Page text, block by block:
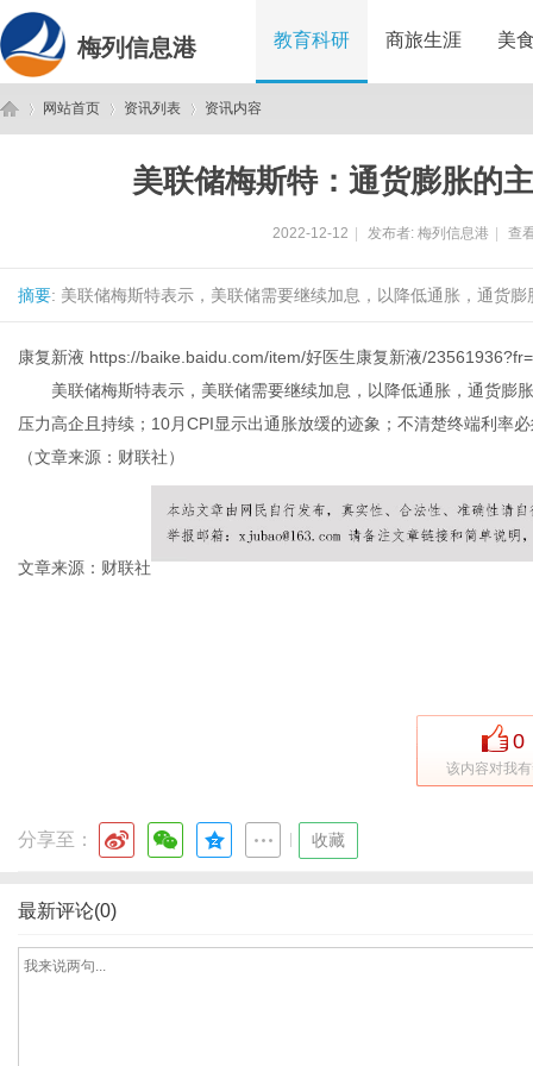
梅列信息港 教育科研 商旅生涯 美
网站首页 资讯列表 资讯内容
美联储梅斯特：通货膨胀的
2022-12-12 发布者: 梅列信息港 查
摘要: 美联储梅斯特表示，美联储需要继续加息，以降低通胀，通货
康复新液 https://baike.baidu.com/item/好医生康复新液/
美联储梅斯特表示，美联储需要继续加息，以降低通胀，通货膨
压力高企且持续；10月CPI显示出通胀放缓的迹象；不清楚终端利率
（文章来源：财联社）
文章来源：财联社
0
该内容对我
分享至： 收藏
最新评论(0)